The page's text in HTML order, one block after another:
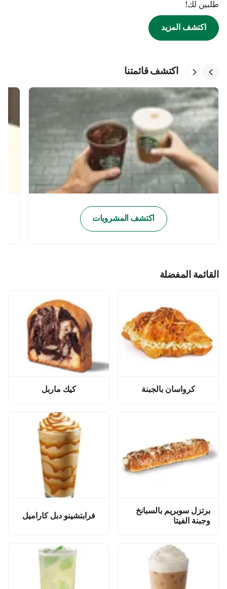
طلبين لك!
اكتشف المزيد
اكتشف قائمتنا
اكتشف المشروبات
القائمة المفضلة
كرواسان بالجبنة كيك ماربل
برتزل سوبريم بالسبانخ
وجبنة الفيتا
فرابتشينو دبل كاراميل